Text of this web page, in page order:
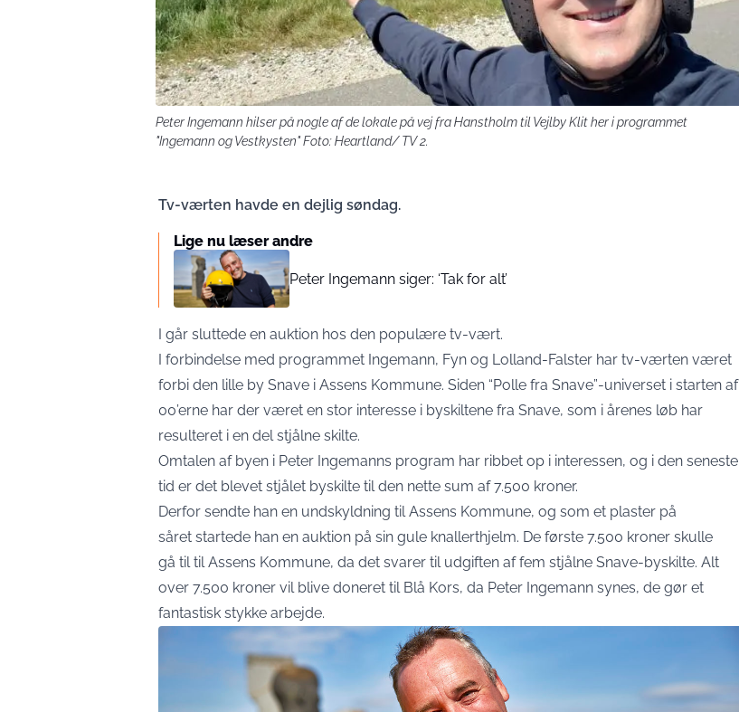
Peter Ingemann hilser på nogle af de lokale på vej fra Hanstholm til Vejlby Klit her i programmet
"Ingemann og Vestkysten" Foto: Heartland/ TV 2.
Tv-værten havde en dejlig søndag.
Lige nu læser andre
Peter Ingemann siger: ‘Tak for alt’
I går sluttede en auktion hos den populære tv-vært.
I forbindelse med programmet Ingemann, Fyn og Lolland-Falster har tv-værten været
forbi den lille by Snave i Assens Kommune. Siden “Polle fra Snave”-universet i starten af
00’erne har der været en stor interesse i byskiltene fra Snave, som i årenes løb har
resulteret i en del stjålne skilte.
Omtalen af byen i Peter Ingemanns program har ribbet op i interessen, og i den seneste
tid er det blevet stjålet byskilte til den nette sum af 7.500 kroner.
Derfor sendte han en undskyldning til Assens Kommune, og som et plaster på
såret startede han en auktion på sin gule knallerthjelm. De første 7.500 kroner skulle
gå til til Assens Kommune, da det svarer til udgiften af fem stjålne Snave-byskilte. Alt
over 7.500 kroner vil blive doneret til Blå Kors, da Peter Ingemann synes, de gør et
fantastisk stykke arbejde.